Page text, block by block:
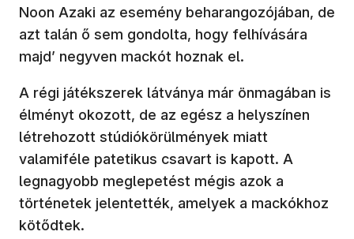
Noon Azaki az esemény beharangozójában, de
azt talán ő sem gondolta, hogy felhívására
majd’ negyven mackót hoznak el.
A régi játékszerek látványa már önmagában is
élményt okozott, de az egész a helyszínen
létrehozott stúdiókörülmények miatt
valamiféle patetikus csavart is kapott. A
legnagyobb meglepetést mégis azok a
történetek jelentették, amelyek a mackókhoz
kötődtek.